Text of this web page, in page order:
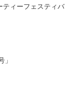
ティーフェスティバ